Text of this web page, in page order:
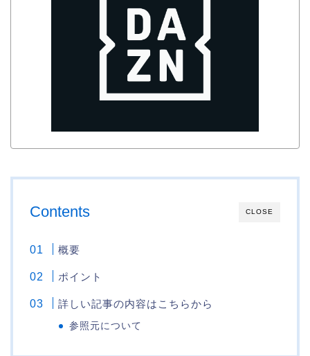
CLOSE
Contents
概要
ポイント
詳しい記事の内容はこちらから
参照元について